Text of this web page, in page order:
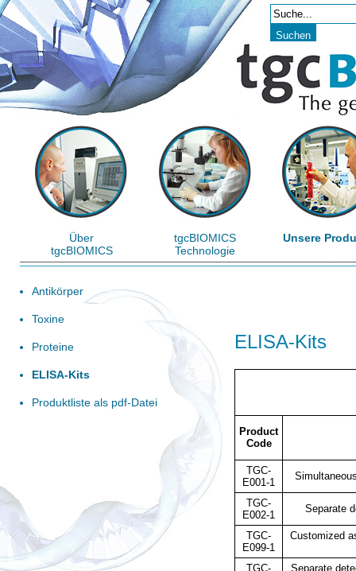
Über
tgcBIOMICS
tgcBIOMICS
Technologie
Unsere
Antikörper
Toxine
Proteine
ELISA-Kits
Produktliste als pdf-Datei
ELISA-Kits
Product
Code
TGC-
E001-1
TGC-
E002-1
Separate
TGC-
E099-1
Customized
TGC-
Separate